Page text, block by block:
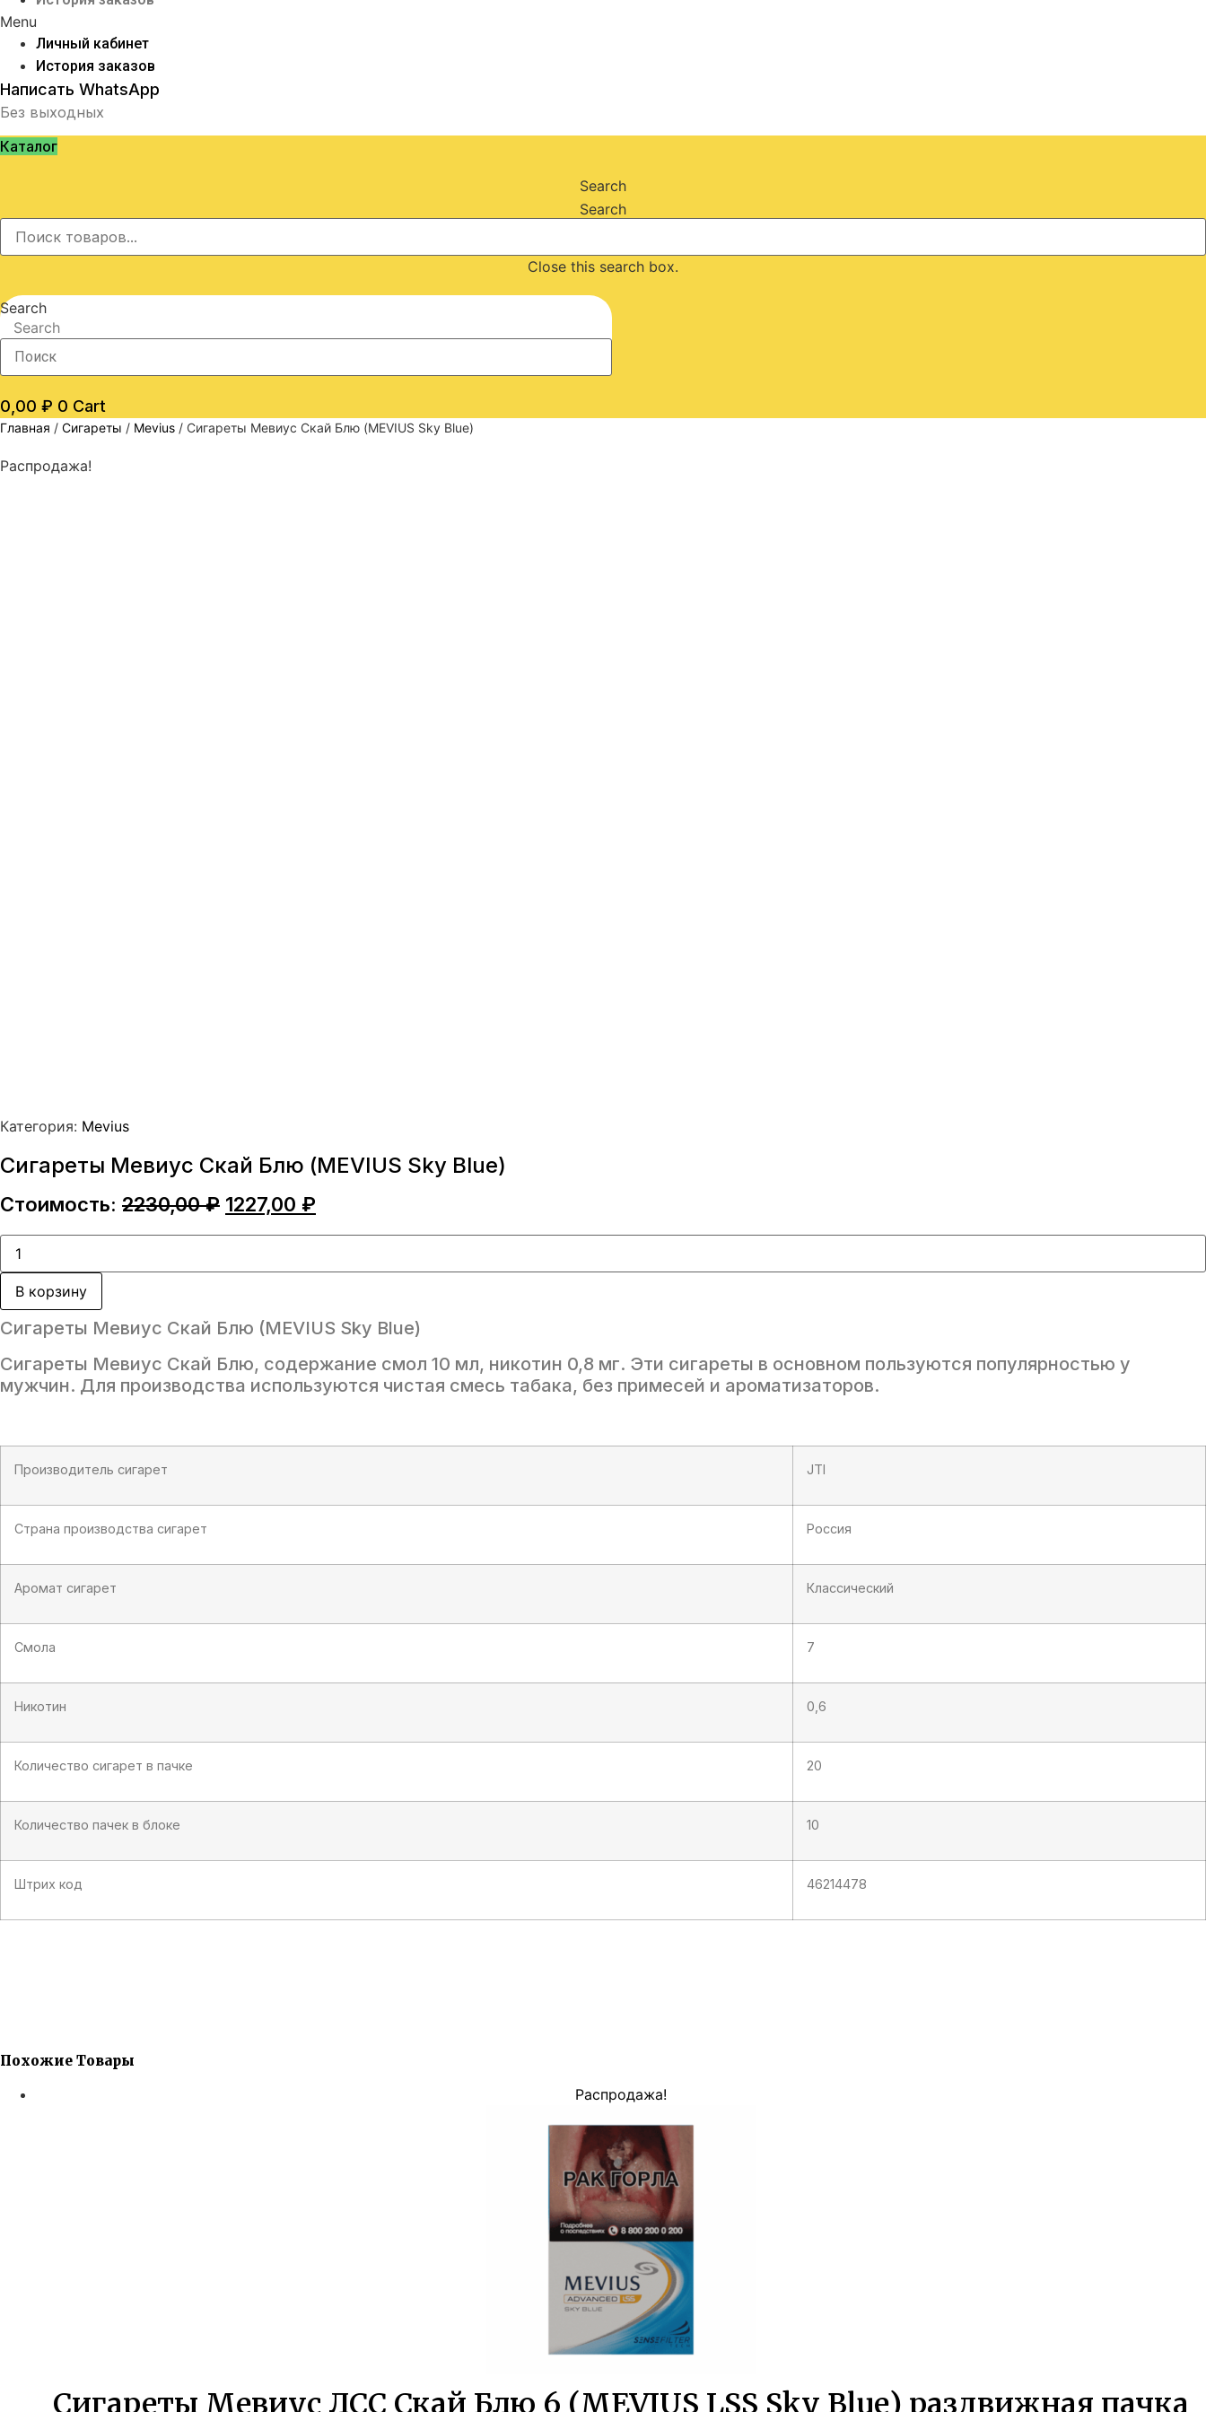
Menu
Личный кабинет
История заказов
Написать WhatsApp
Без выходных
Каталог
Search
Search
Close this search box.
Search
Search
0,00 ₽ 0 Cart
Главная / Сигареты / Mevius / Сигареты Мевиус Скай Блю (MEVIUS Sky Blue)
Распродажа!
Категория: Mevius
Сигареты Мевиус Скай Блю (MEVIUS Sky Blue)
Стоимость: 2230,00₽ Первоначальная
составляла
1227,00 ₽
1227,00 ₽.
Количество
товара
Сигареты
Мевиус
Скай
Блю
(MEVIUS
Blue)
В корзину
Сигареты Мевиус Скай Блю (MEVIUS Sky Blue)
Сигареты Мевиус Скай Блю, содержание смол 10 мл, никотин 0,8 мг. Эти сигареты в основном пользуются популярностью у
мужчин. Для производства используются чистая смесь табака, без примесей и ароматизаторов.
Производитель сигарет JTI
Страна производства сигарет Россия
Аромат сигарет Классический
Смола 7
Никотин 0,6
Количество сигарет в пачке 20
Количество пачек в блоке 10
Штрих код 46214478
Похожие Товары
Распродажа!
Сигареты Мевиус ЛСС Скай Блю 6 (MEVIUS LSS Sky Blue) раздвижная пачка